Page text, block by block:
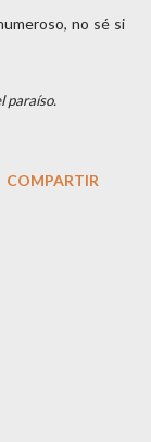
no sé si
paraíso.
COMPARTIR